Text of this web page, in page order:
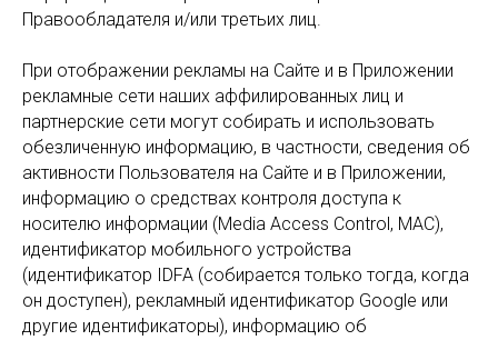
Правообладателя и/или третьих лиц.
При отображении рекламы на Сайте и в Приложении
рекламные сети наших аффилированных лиц и
партнерские сети могут собирать и использовать
обезличенную информацию, в частности, сведения об
активности Пользователя на Сайте и в Приложении,
информацию о средствах контроля доступа к
носителю информации (Media Access Control, MAC),
идентификатор мобильного устройства
(идентификатор IDFA (собирается только тогда, когда
он доступен), рекламный идентификатор Google или
другие идентификаторы), информацию об